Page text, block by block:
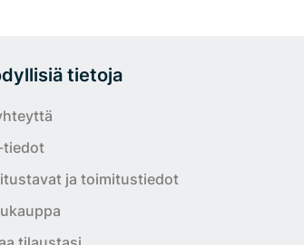
tietoja
tiedot
ja toimitustiedot